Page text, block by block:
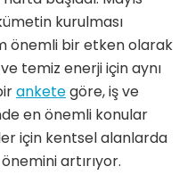
kurulması
önemli bir etken olarak
temiz enerji için aynı
anketegöre, iş ve
en önemli konular
için kentsel alanlarda
artırıyor.